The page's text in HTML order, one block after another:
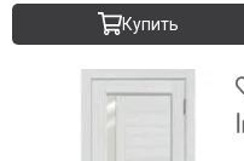
Купить